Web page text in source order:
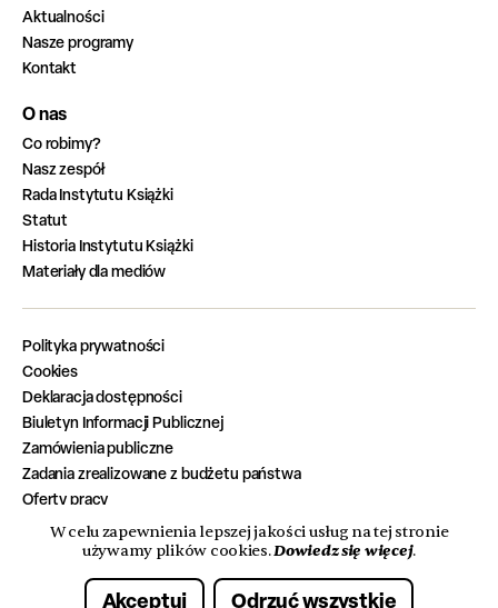
Aktualności
Nasze programy
Kontakt
O nas
Co robimy?
Nasz zespół
Rada Instytutu Książki
Statut
Historia Instytutu Książki
Materiały dla mediów
Polityka prywatności
Cookies
Deklaracja dostępności
Biuletyn Informacji Publicznej
Zamówienia publiczne
Zadania zrealizowane z budżetu państwa
Oferty pracy
Made with care by
W celu zapewnienia lepszej jakości usług na tej stronie
używamy plików cookies.Dowiedz się więcej.
Akceptuj Odrzuć wszystkie